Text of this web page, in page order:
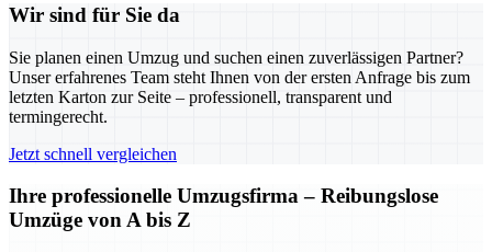
Wir sind für Sie da
Sie planen einen Umzug und suchen einen zuverlässigen Partner?
Unser erfahrenes Team steht Ihnen von der ersten Anfrage bis zum
letzten Karton zur Seite – professionell, transparent und
termingerecht.
Jetzt schnell vergleichen
Ihre professionelle Umzugsfirma – Reibungslose
Umzüge von A bis Z